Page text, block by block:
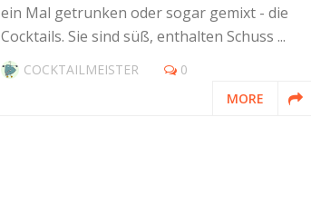
ein Mal getrunken oder sogar gemixt - die
Cocktails. Sie sind süß, enthalten Schuss ...
COCKTAILMEISTER
0
MORE